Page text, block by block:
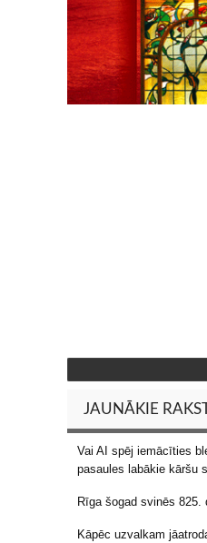
JAUNĀKIE
Vai AI spēj iemācīties
pasaules labākie kāršu
Rīga šogad svinēs 825.
Kāpēc uzvalkam